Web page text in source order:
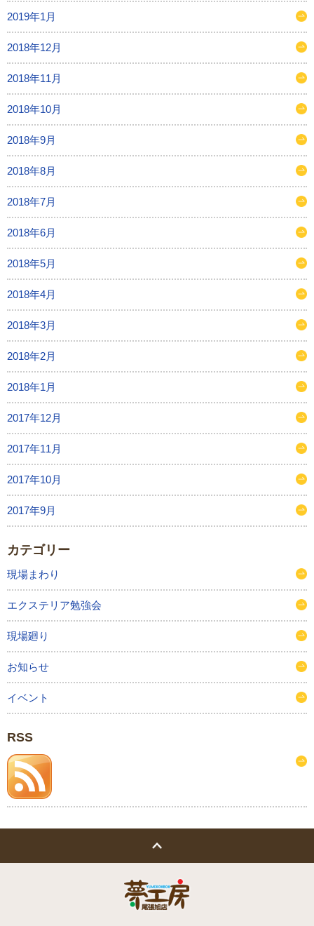
2019年1月
2018年12月
2018年11月
2018年10月
2018年9月
2018年8月
2018年7月
2018年6月
2018年5月
2018年4月
2018年3月
2018年2月
2018年1月
2017年12月
2017年11月
2017年10月
2017年9月
カテゴリー
現場まわり
エクステリア勉強会
現場廻り
お知らせ
イベント
RSS